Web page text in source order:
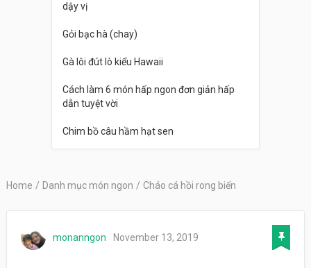
dậy vị
Gỏi bạc hà (chay)
Gà lôi đút lò kiểu Hawaii
Cách làm 6 món hấp ngon đơn giản hấp
dẫn tuyệt vời
Chim bồ câu hầm hạt sen
Home / Danh mục món ngon / Cháo cá hồi rong biển
monanngon November 13, 2019